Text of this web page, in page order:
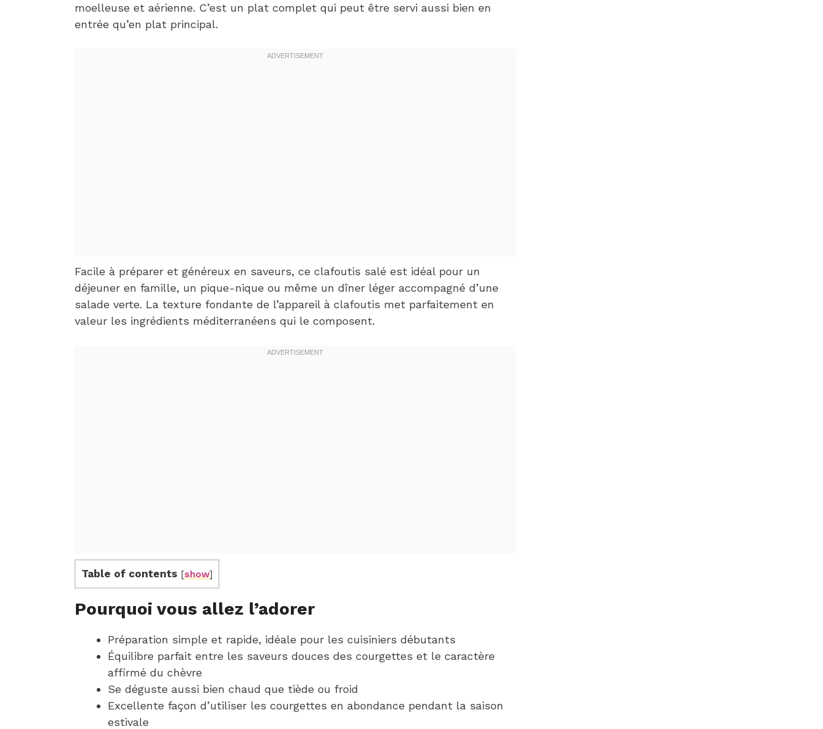
moelleuse et aérienne. C’est un plat complet qui peut être servi aussi bien en
entrée qu’en plat principal.
Facile à préparer et généreux en saveurs, ce clafoutis salé est idéal pour un
déjeuner en famille, un pique-nique ou même un dîner léger accompagné d’une
salade verte. La texture fondante de l’appareil à clafoutis met parfaitement en
valeur les ingrédients méditerranéens qui le composent.
Table of contents [show]
Pourquoi vous allez l’adorer
Préparation simple et rapide, idéale pour les cuisiniers débutants
Équilibre parfait entre les saveurs douces des courgettes et le caractère
affirmé du chèvre
Se déguste aussi bien chaud que tiède ou froid
Excellente façon d’utiliser les courgettes en abondance pendant la saison
estivale